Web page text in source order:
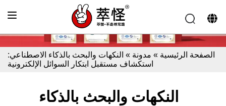
الصفحة الرئيسية » مدونة » النكهات والبحث بالذكاء الاصطناعي:
استكشاف مستقبل ابتكار السوائل الإلكترونية
النكهات والبحث بالذكاء